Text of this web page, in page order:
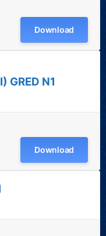
Download
GRED N1
Download